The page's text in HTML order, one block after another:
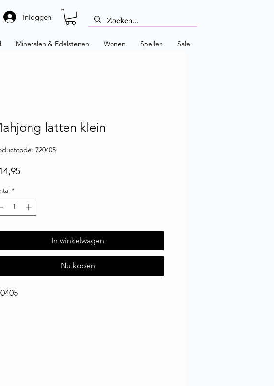
Inloggen
Mineralen & Edelstenen Wonen Spellen Sale
latten klein
720405
Prijs
*
In winkelwagen
Nu kopen